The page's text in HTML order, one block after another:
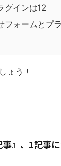
グインは12
フォームとプ
ょう！
』、1記事